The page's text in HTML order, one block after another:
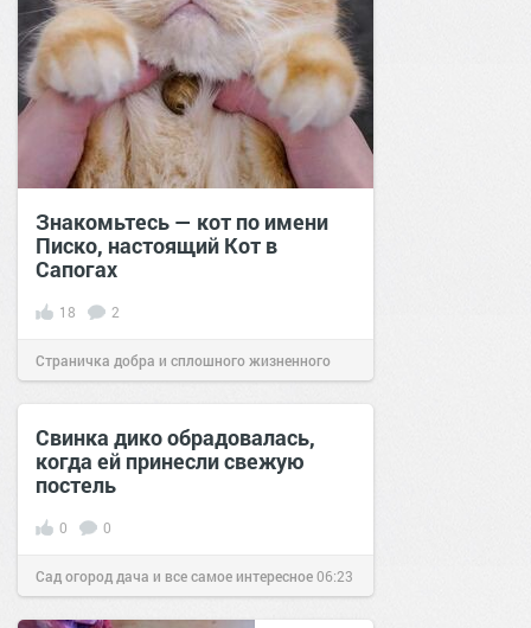
Знакомьтесь — кот по имени
Писко, настоящий Кот в
Сапогах
18 2
Страничка добра и сплошного жизненного
позитива! 16:46 18 сен 2023
Свинка дико обрадовалась,
когда ей принесли свежую
постель
0 0
Сад огород дача и все самое интересное06:23
10 сен 2016